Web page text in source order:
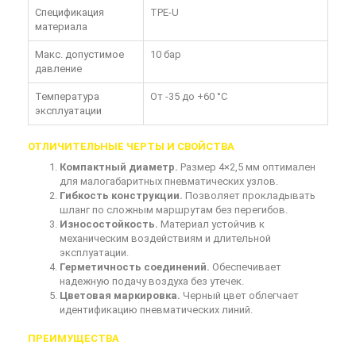
Спецификация
материала
TPE-U
Макс. допустимое
давление
10 бар
Температура
эксплуатации
От -35 до +60 °C
ОТЛИЧИТЕЛЬНЫЕ ЧЕРТЫ И СВОЙСТВА
Компактный диаметр. Размер 4×2,5 мм оптимален
для малогабаритных пневматических узлов.
Гибкость конструкции. Позволяет прокладывать
шланг по сложным маршрутам без перегибов.
Износостойкость. Материал устойчив к
механическим воздействиям и длительной
эксплуатации.
Герметичность соединений. Обеспечивает
надежную подачу воздуха без утечек.
Цветовая маркировка. Черный цвет облегчает
идентификацию пневматических линий.
ПРЕИМУЩЕСТВА